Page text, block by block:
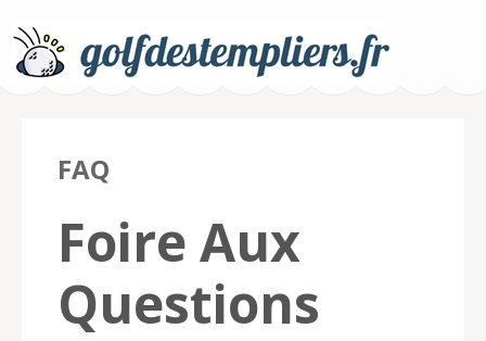
Pari sur le golf
FAQ
Foire Aux
Questions